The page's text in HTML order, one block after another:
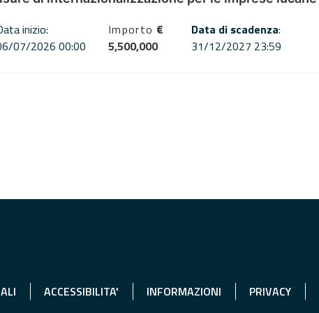
inizio:
07/2026 00:00
Importo €
5,500,000
Data di scadenza:
31/12/2027 23:59
ACCESSIBILITA' INFORMAZIONI PRIVACY